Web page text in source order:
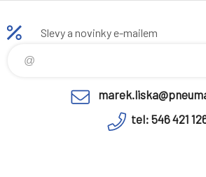
Slevy a novinky e-mailem
tel: 546 421